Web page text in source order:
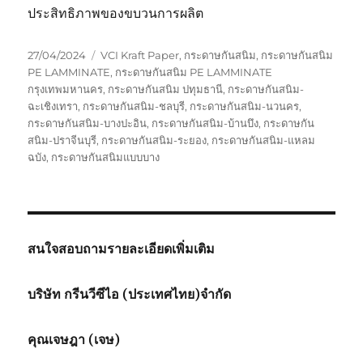
ประสิทธิภาพของขบวนการผลิต
Posted
on
27/04/2024 Tags
VCI Kraft Paper, กระดาษกันสนิม, กระดาษกันสนิม
PE LAMMINATE, กระดาษกันสนิม PE LAMMINATE
กรุงเทพมหานคร, กระดาษกันสนิม ปทุมธานี, กระดาษกันสนิม-
ฉะเชิงเทรา, กระดาษกันสนิม-ชลบุรี, กระดาษกันสนิม-นวนคร,
กระดาษกันสนิม-บางปะอิน, กระดาษกันสนิม-บ้านบึง, กระดาษกัน
สนิม-ปราจีนบุรี, กระดาษกันสนิม-ระยอง, กระดาษกันสนิม-แหลม
ฉบัง, กระดาษกันสนิมแบบบาง
สนใจสอบถามรายละเอียดเพิ่มเติม
บริษัท กรีนวีซีไอ (ประเทศไทย)จำกัด
คุณเจษฎา (เจษ)